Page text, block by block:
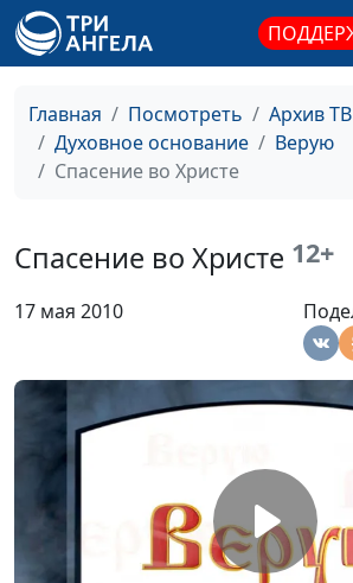
Главная Посмотреть
Архив
Духовное основание
Верую
Спасение во Христе
Спасение во Христе 12+
17 мая 2010
доктор
Духовные дары
Евгений
доктор
Вечеря Господня
доктор
Единство в теле
Христа
Евгений
доктор